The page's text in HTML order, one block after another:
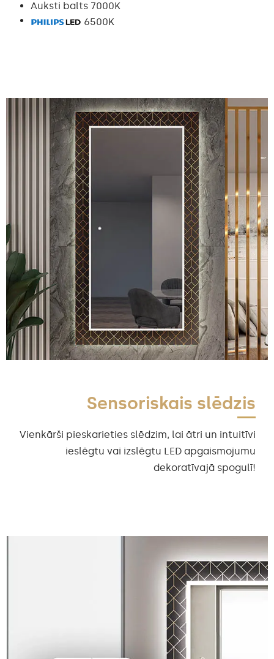
Auksti balts 7000K
6500K
Sensoriskais slēdzis
Vienkārši pieskarieties slēdzim, lai ātri un intuitīvi
ieslēgtu vai izslēgtu LED apgaismojumu
dekoratīvajā spogulī!